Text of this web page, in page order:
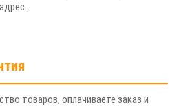
товаров, оплачиваете заказ и